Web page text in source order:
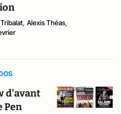
, Alexis Théas,
d'avant
Pen